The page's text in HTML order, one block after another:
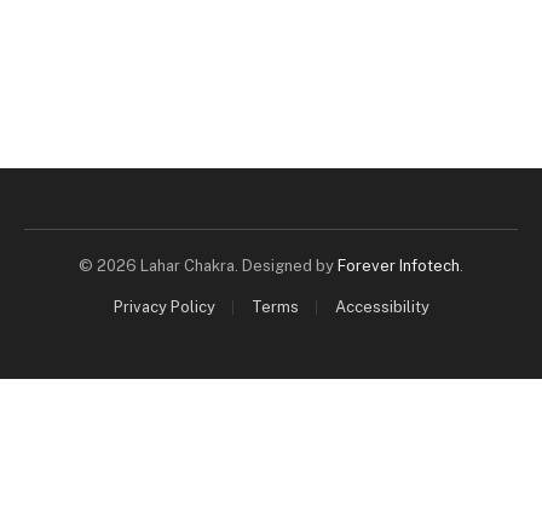
© 2026 Lahar Chakra. Designed by Forever Infotech.
Privacy Policy Terms Accessibility